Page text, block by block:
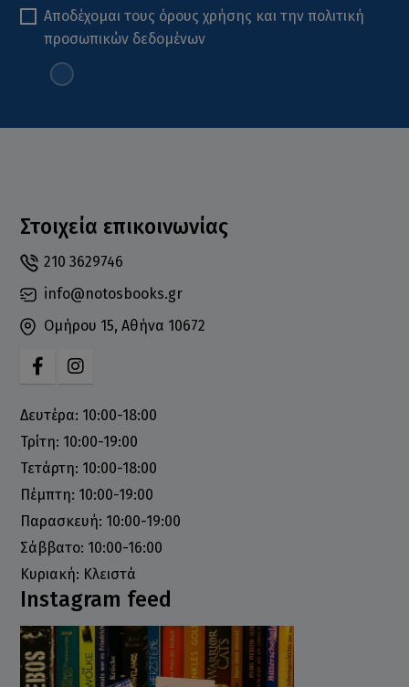
Αποδέχομαι τους όρους χρήσης και τηνπολιτική
προσωπικών δεδομένων
Στοιχεία επικοινωνίας
210 3629746
info@notosbooks.gr
Ομήρου 15, Αθήνα 10672
Δευτέρα: 10:00-18:00
Τρίτη: 10:00-19:00
Τετάρτη: 10:00-18:00
Πέμπτη: 10:00-19:00
Παρασκευή: 10:00-19:00
Σάββατο: 10:00-16:00
Κυριακή: Κλειστά
Instagram feed